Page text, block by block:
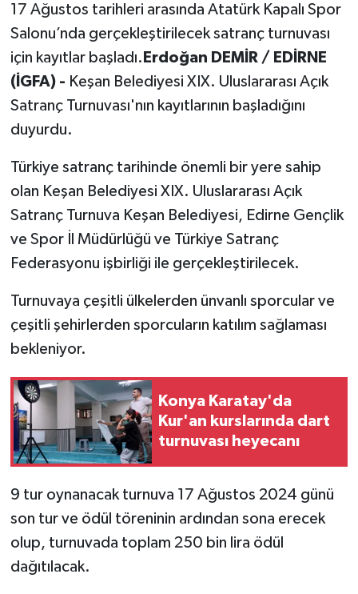
17 Ağustos tarihleri arasında Atatürk Kapalı Spor
Salonu’nda gerçekleştirilecek satranç turnuvası
için kayıtlar başladı. Erdoğan DEMİR / EDİRNE
(İGFA) - Keşan Belediyesi XIX. Uluslararası Açık
Satranç Turnuvası'nın kayıtlarının başladığını
duyurdu.
Türkiye satranç tarihinde önemli bir yere sahip
olan Keşan Belediyesi XIX. Uluslararası Açık
Satranç Turnuva Keşan Belediyesi, Edirne Gençlik
ve Spor İl Müdürlüğü ve Türkiye Satranç
Federasyonu işbirliği ile gerçekleştirilecek.
Turnuvaya çeşitli ülkelerden ünvanlı sporcular ve
çeşitli şehirlerden sporcuların katılım sağlaması
bekleniyor.
Konya Karatay'da
Kur'an kurslarında dart
turnuvası heyecanı
9 tur oynanacak turnuva 17 Ağustos 2024 günü
son tur ve ödül töreninin ardından sona erecek
olup, turnuvada toplam 250 bin lira ödül
dağıtılacak.